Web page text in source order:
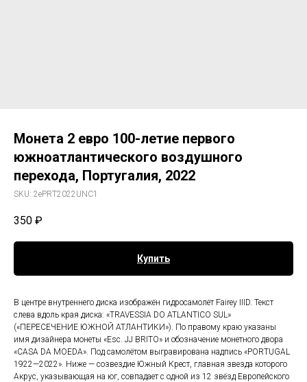
Монета 2 евро 100-летие первого
южноатлантического воздушного
перехода, Португалия, 2022
SKU: 2ePRT2022UNC1
350 ₽
Купить
В центре внутреннего диска изображён гидросамолёт Fairey IIID. Текст
слева вдоль края диска: «TRAVESSIA DO ATLANTICO SUL»
(«ПЕРЕСЕЧЕНИЕ ЮЖНОЙ АТЛАНТИКИ»). По правому краю указаны
имя дизайнера монеты «Esc. JJ BRITO» и обозначение монетного двора
«CASA DA MOEDA». Под самолётом выгравирована надпись «PORTUGAL
1922—2022». Ниже — созвездие Южный Крест, главная звезда которого
Акрус, указывающая на юг, совпадает с одной из 12 звёзд Европейского